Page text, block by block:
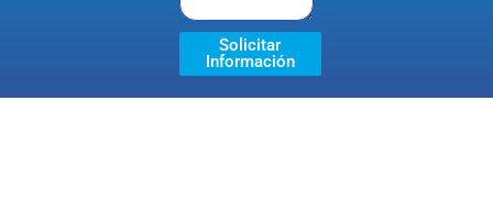
Solicitar
Información